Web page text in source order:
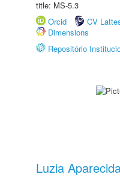
title: MS-5.3
Orcid
CV
Dimensions
Repositório
Luzia